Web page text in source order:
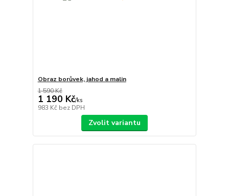
Obraz borůvek, jahod a malin
1 590 Kč
1 190 Kč/ks
983 Kč bez DPH
Zvolit variantu